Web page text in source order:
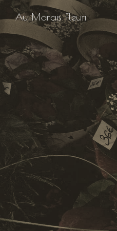
Au Marais Fleuri
Panneau de gestion des cookies